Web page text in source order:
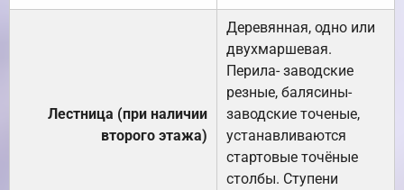
Лестница (при наличии
второго этажа)
Деревянная, одно или
двухмаршевая.
Перила- заводские
резные, балясины-
заводские точеные,
устанавливаются
стартовые точёные
столбы. Ступени